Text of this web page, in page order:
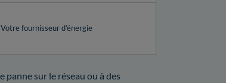
Votre fournisseur d’énergie
panne sur le réseau ou à des